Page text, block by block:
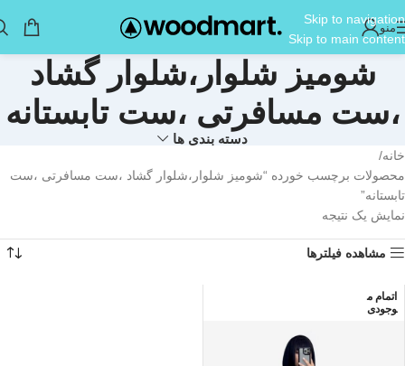
Skip to navigation
Skip to main content
منو
شومیز شلوار،شلوار گشاد
،ست مسافرتی ،ست تابستانه
دسته بندی ها
خانه
محصولات برچسب خورده “شومیز شلوار،شلوار گشاد ،ست مسافرتی ،ست
تابستانه”
نمایش یک نتیجه
مشاهده فیلترها
اتمام م
وجودی